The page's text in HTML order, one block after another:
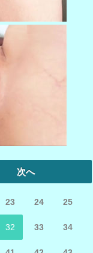
次へ
23 24 25
32 33 34